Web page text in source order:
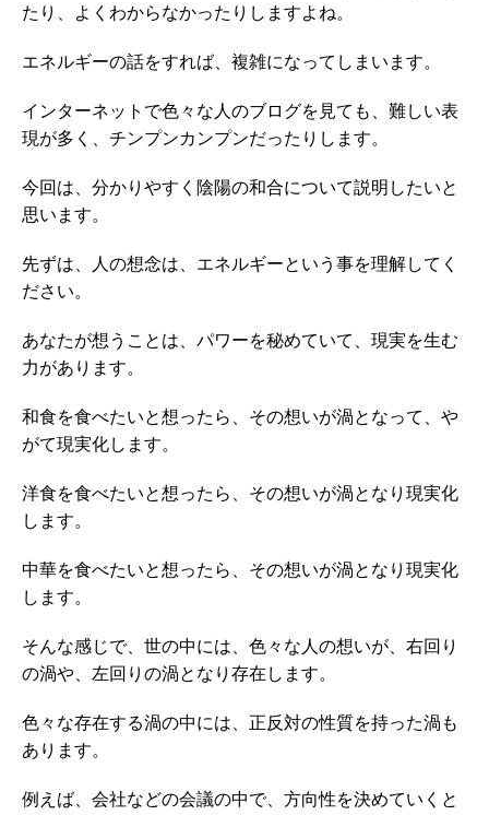
たり、よくわからなかったりしますよね。
エネルギーの話をすれば、複雑になってしまいます。
インターネットで色々な人のブログを見ても、難しい表
現が多く、チンプンカンプンだったりします。
今回は、分かりやすく陰陽の和合について説明したいと
思います。
先ずは、人の想念は、エネルギーという事を理解してく
ださい。
あなたが想うことは、パワーを秘めていて、現実を生む
力があります。
和食を食べたいと想ったら、その想いが渦となって、や
がて現実化します。
洋食を食べたいと想ったら、その想いが渦となり現実化
します。
中華を食べたいと想ったら、その想いが渦となり現実化
します。
そんな感じで、世の中には、色々な人の想いが、右回り
の渦や、左回りの渦となり存在します。
色々な存在する渦の中には、正反対の性質を持った渦も
あります。
例えば、会社などの会議の中で、方向性を決めていくと